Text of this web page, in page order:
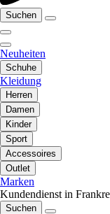
Suchen
Neuheiten
Schuhe
Kleidung
Herren
Damen
Kinder
Sport
Accessoires
Outlet
Marken
Kundendienst in
Suchen